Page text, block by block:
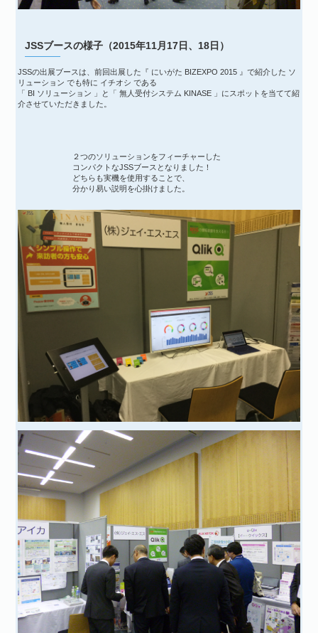
JSSブースの様子（2015年11月17日、18日）
JSSの出展ブースは、前回出展した『 にいがた BIZEXPO 2015 』で紹介した ソ
リューション でも特に イチオシ である
「 BI ソリューション 」と「 無人受付システム KINASE 」にスポットを当てて紹
介させていただきました。
２つのソリューションをフィーチャーした
コンパクトなJSSブースとなりました！
どちらも実機を使用することで、
分かり易い説明を心掛けました。